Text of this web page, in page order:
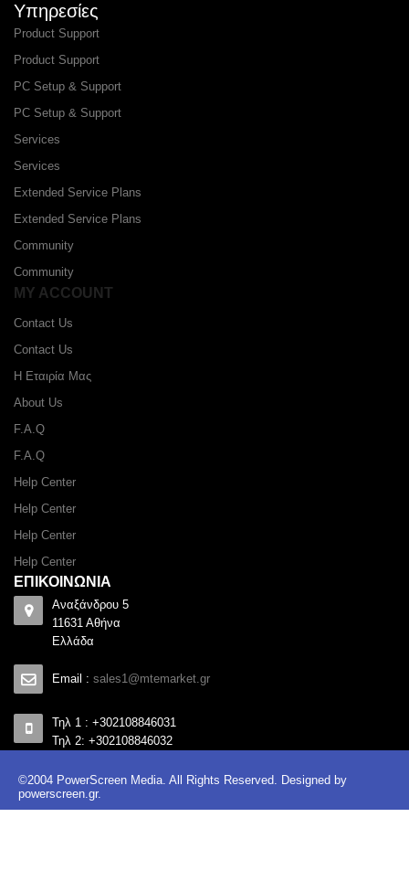
Υπηρεσίες
Product Support
Product Support
PC Setup & Support
PC Setup & Support
Services
Services
Extended Service Plans
Extended Service Plans
Community
Community
MY ACCOUNT
Contact Us
Contact Us
Η Εταιρία Μας
About Us
F.A.Q
F.A.Q
Help Center
Help Center
Help Center
Help Center
ΕΠΙΚΟΙΝΩΝΙΑ
Αναξάνδρου 5
11631 Αθήνα
Ελλάδα
Email : sales1@mtemarket.gr
Τηλ 1 : +302108846031
Τηλ 2: +302108846032
©2004 PowerScreen Media. All Rights Reserved. Designed by
powerscreen.gr.